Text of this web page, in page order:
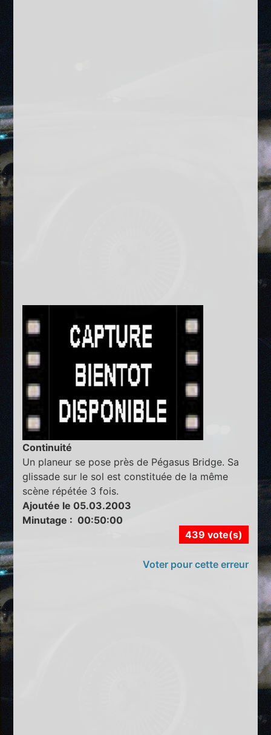
Continuité
Un planeur se pose près de Pégasus Bridge. Sa
glissade sur le sol est constituée de la même
scène répétée 3 fois.
Ajoutée le 05.03.2003
Minutage : 00:50:00
439 vote(s)
Voter pour cette erreur